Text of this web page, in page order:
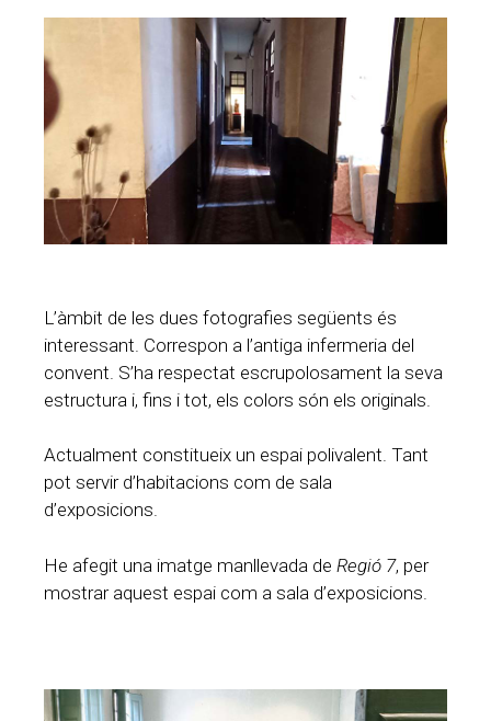
L’àmbit de les dues fotografies següents és
interessant. Correspon a l’antiga infermeria del
convent. S’ha respectat escrupolosament la seva
estructura i, fins i tot, els colors són els originals.
Actualment constitueix un espai polivalent. Tant
pot servir d’habitacions com de sala
d’exposicions.
He afegit una imatge manllevada de Regió 7, per
mostrar aquest espai com a sala d’exposicions.